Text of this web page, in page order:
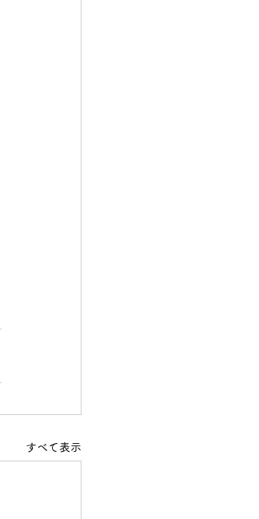
すべて表示